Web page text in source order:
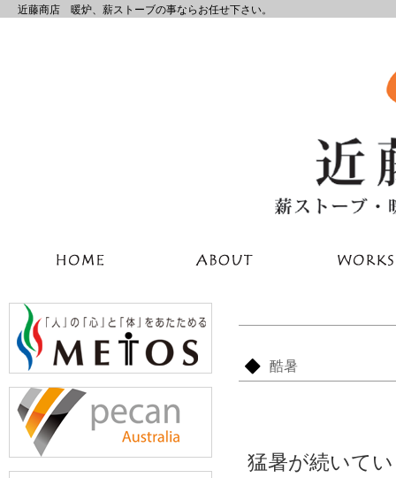
近藤商店 暖炉、薪ストーブの事ならお任せ下さい。
酷暑
猛暑が続いて